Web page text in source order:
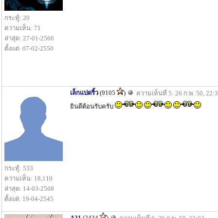
กระทู้: 20
ความเห็น: 71
ล่าสุด: 27-01-2566
ตั้งแต่: 07-02-2550
กระทู้: 533
ความเห็น: 18,110
ล่าสุด: 14-03-2568
ตั้งแต่: 19-04-2545
เล็กแปดริ้ว (9105 )
ความเห็นที่ 5: 26 ก.พ. 50,
ยินดีต้อนรับครับ